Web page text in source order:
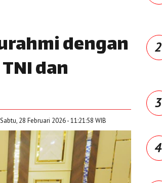
dengan
dan
Sabtu, 28 Februari 2026 - 11:21:58 WIB
2
3
4